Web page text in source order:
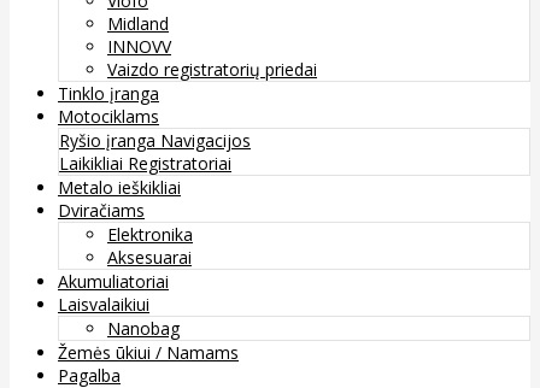
Midland
INNOVV
Vaizdo registratorių priedai
Tinklo įranga
Motociklams
Ryšio įranga Navigacijos
Laikikliai Registratoriai
Metalo ieškikliai
Dviračiams
Elektronika
Aksesuarai
Akumuliatoriai
Laisvalaikiui
Nanobag
Žemės ūkiui / Namams
Pagalba